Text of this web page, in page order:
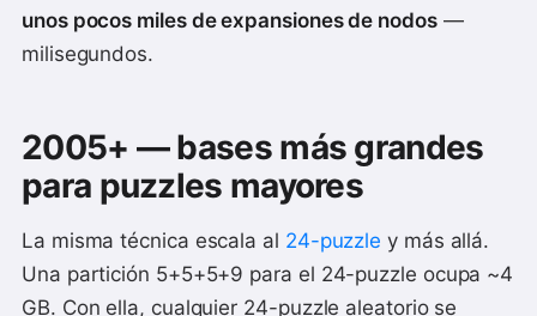
unos pocos miles de expansiones de nodos—
milisegundos.
2005+ — bases más grandes
para puzzles mayores
La misma técnica escala al 24-puzzle y más allá.
Una partición 5+5+5+9 para el 24-puzzle ocupa ~4
GB. Con ella, cualquier 24-puzzle aleatorio se